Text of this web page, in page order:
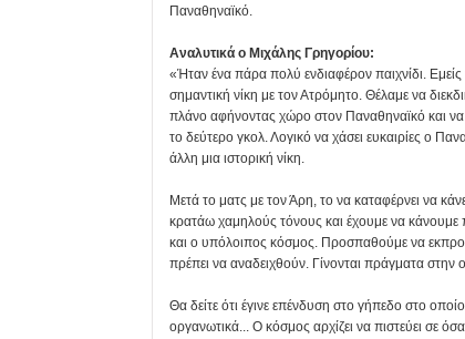
Παναθηναϊκό.
Αναλυτικά ο Μιχάλης Γρηγορίου:
«Ήταν ένα πάρα πολύ ενδιαφέρον παιχνίδι.
σημαντική νίκη με τον Ατρόμητο. Θέλαμε να
πλάνο αφήνοντας χώρο στον Παναθηναϊκό και να
το δεύτερο γκολ. Λογικό να χάσει ευκαιρίες ο
άλλη μια ιστορική νίκη.
Μετά το ματς με τον Άρη, το να καταφέρνει να
κρατάω χαμηλούς τόνους και έχουμε να κάνουμε
και ο υπόλοιπος κόσμος. Προσπαθούμε να
πρέπει να αναδειχθούν. Γίνονται πράγματα στην
Θα δείτε ότι έγινε επένδυση στο γήπεδο στο
οργανωτικά... Ο κόσμος αρχίζει να πιστεύει σε